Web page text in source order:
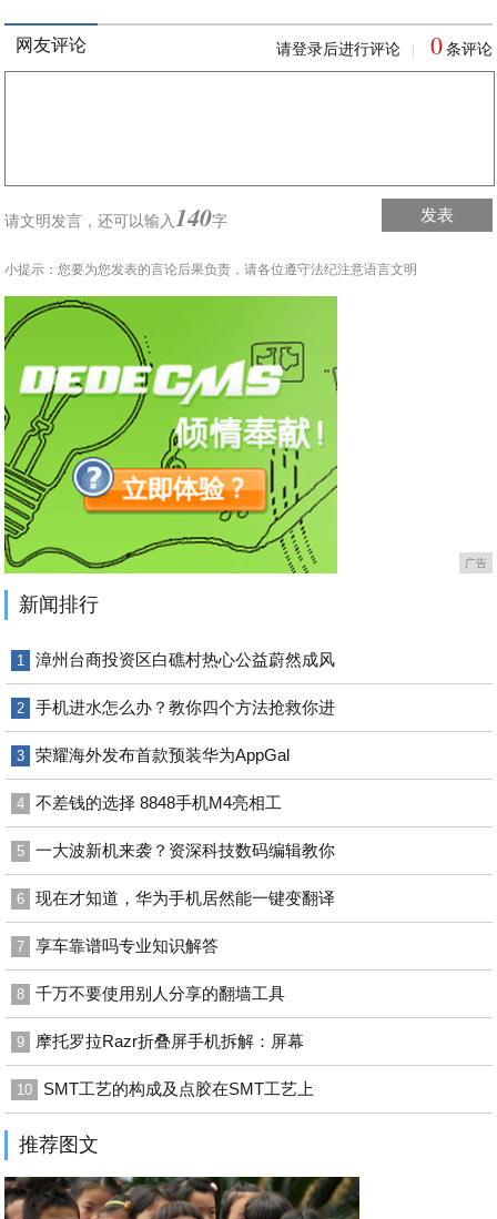
网友评论 请登录后进行评论 0 条评论
请文明发言，还可以输入140字 发表
小提示：您要为您发表的言论后果负责，请各位遵守法纪注意语言文明
广告
新闻排行
1 漳州台商投资区白礁村热心公益蔚然成风
2 手机进水怎么办？教你四个方法抢救你进
3 荣耀海外发布首款预装华为AppGal
4 不差钱的选择 8848手机M4亮相工
5 一大波新机来袭？资深科技数码编辑教你
6 现在才知道，华为手机居然能一键变翻译
7 享车靠谱吗专业知识解答
8 千万不要使用别人分享的翻墙工具
9 摩托罗拉Razr折叠屏手机拆解：屏幕
10 SMT工艺的构成及点胶在SMT工艺上
推荐图文